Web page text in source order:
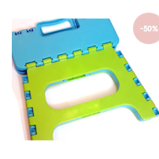
היה:
₪549.90.
₪399.90.
-50%